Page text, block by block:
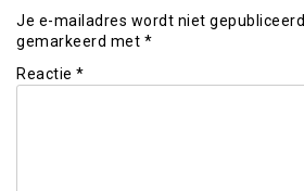
Je e-mailadres wordt niet gepubliceerd.
gemarkeerd met *
Reactie *